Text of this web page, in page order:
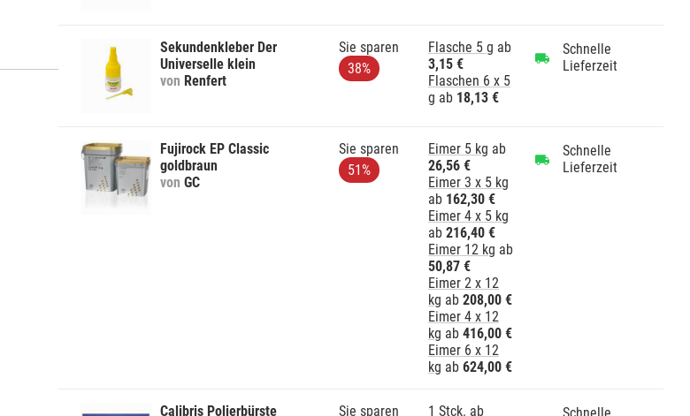
Sekundenkleber Der
Universelle klein
von Renfert
Sie sparen
38%
Flasche 5 g ab
3,15 €
Flaschen 6 x 5
g ab 18,13 €
Schnelle
Lieferzeit
Fujirock EP Classic
goldbraun
von GC
Sie sparen
51%
Eimer 5 kg ab
26,56 €
Eimer 3 x 5 kg
ab 162,30 €
Eimer 4 x 5 kg
ab 216,40 €
Eimer 12 kg ab
50,87 €
Eimer 2 x 12
kg ab 208,00 €
Eimer 4 x 12
kg ab 416,00 €
Eimer 6 x 12
kg ab 624,00 €
Schnelle
Lieferzeit
Calibris Polierbürste
Sie sparen
1 Stck. ab